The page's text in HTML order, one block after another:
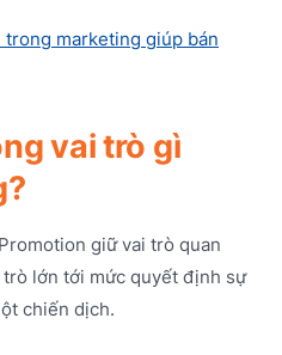
trong marketing giúp bán
vai trò gì
giữ vai trò quan
lớn tới mức quyết định sự
chiến dịch.